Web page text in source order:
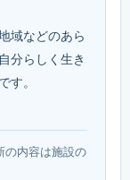
域などのあら
分らしく生き
す。
の内容は施設の